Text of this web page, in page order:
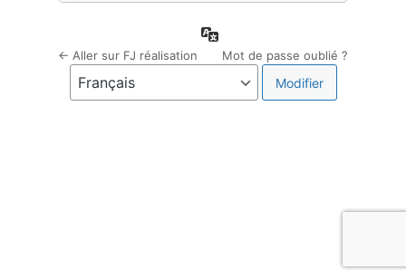
Mot de passe oublié ?
← Aller sur FJ réalisation
Langue